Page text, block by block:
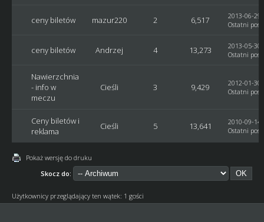
ceny biletów mazur220 2 6,517
2013-06-
Ostatni post
ceny biletów Andrzej 4 13,273
2013-05-
Ostatni post
Nawierzchnia
- info w
meczu
Cieśli 3 9,429
2012-01-
Ostatni post
Ceny biletów i
reklama
Cieśli 5 13,641
2010-09-
Ostatni post
Pokaż wersję do druku
Skocz do:
Użytkownicy przeglądający ten wątek: 1 gości